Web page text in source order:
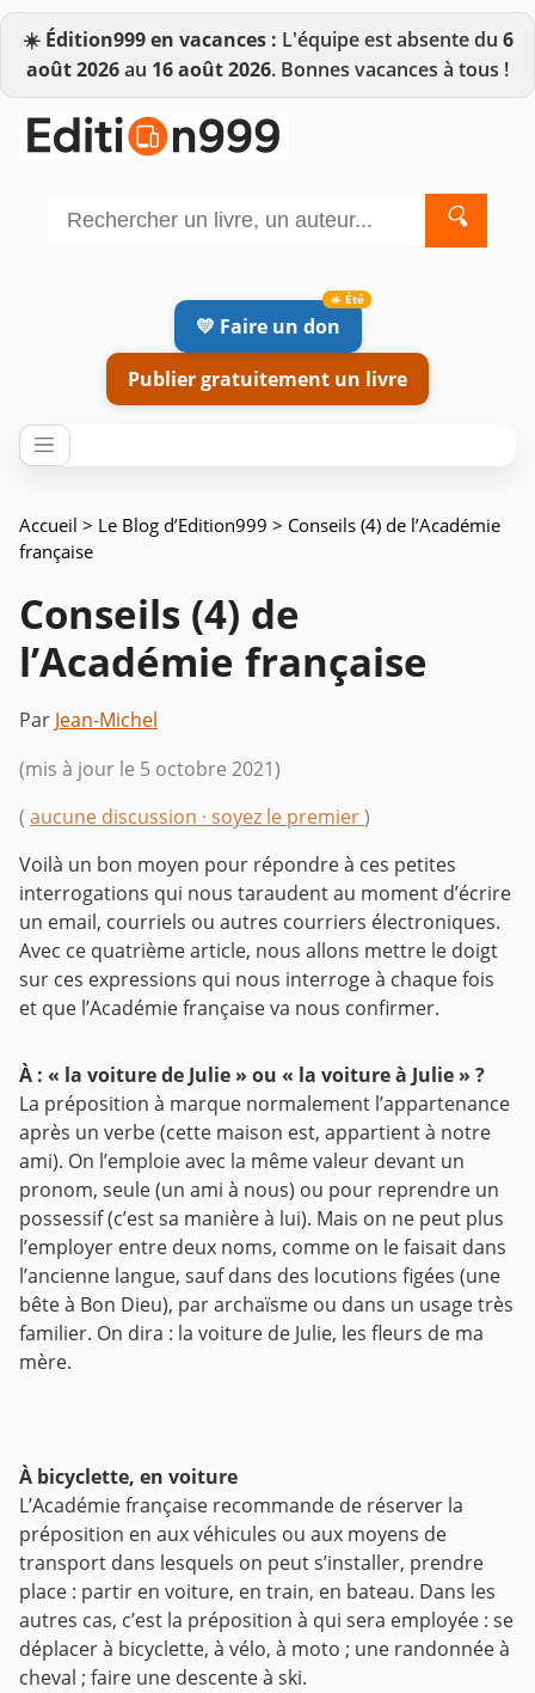
☀️ Édition999 en vacances : L'équipe est absente du 6
août 2026au 16 août 2026. Bonnes vacances à tous !
🔍
💛 Faire un don
Publier gratuitement un livre
Accueil > Le Blog d’Edition999 > Conseils (4) de l’Académie
française
Conseils (4) de
l’Académie française
Par Jean-Michel
(mis à jour le 5 octobre 2021)
( aucune discussion · soyez le premier)
Voilà un bon moyen pour répondre à ces petites
interrogations qui nous taraudent au moment d’écrire
un email, courriels ou autres courriers électroniques.
Avec ce quatrième article, nous allons mettre le doigt
sur ces expressions qui nous interroge à chaque fois
et que l’Académie française va nous confirmer.
À : « la voiture de Julie » ou « la voiture à Julie » ?
La préposition à marque normalement l’appartenance
après un verbe (cette maison est, appartient à notre
ami). On l’emploie avec la même valeur devant un
pronom, seule (un ami à nous) ou pour reprendre un
possessif (c’est sa manière à lui). Mais on ne peut plus
l’employer entre deux noms, comme on le faisait dans
l’ancienne langue, sauf dans des locutions figées (une
bête à Bon Dieu), par archaïsme ou dans un usage très
familier. On dira : la voiture de Julie, les fleurs de ma
mère.
À bicyclette, en voiture
L’Académie française recommande de réserver la
préposition en aux véhicules ou aux moyens de
transport dans lesquels on peut s’installer, prendre
place : partir en voiture, en train, en bateau. Dans les
autres cas, c’est la préposition à qui sera employée : se
déplacer à bicyclette, à vélo, à moto ; une randonnée à
cheval ; faire une descente à ski.